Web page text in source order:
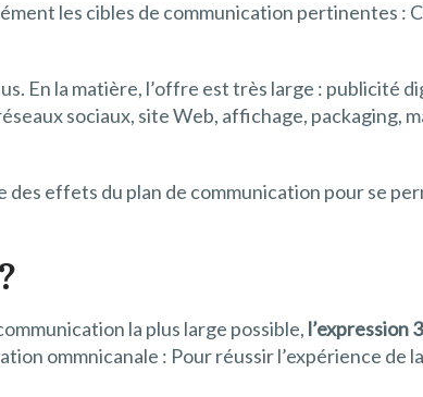
les cibles de communication pertinentes :
En la matière, l’offre est très large : publicité
sociaux, site Web, affichage, packaging,
des effets du plan de communication pour se
la plus large possible, l’expression
ommnicanale : Pour réussir l’expérience de